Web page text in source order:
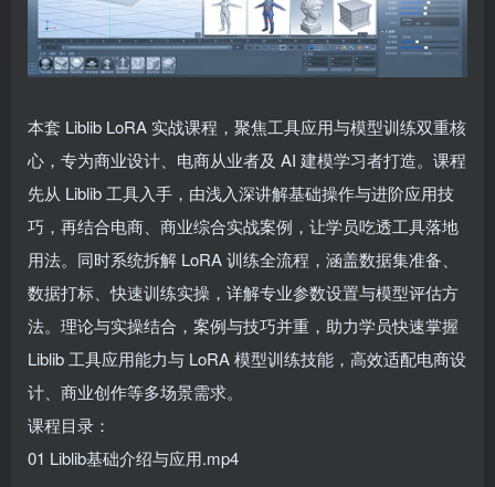
本套 Liblib LoRA 实战课程，聚焦工具应用与模型训练双重核
心，专为商业设计、电商从业者及 AI 建模学习者打造。课程
先从 Liblib 工具入手，由浅入深讲解基础操作与进阶应用技
巧，再结合电商、商业综合实战案例，让学员吃透工具落地
用法。同时系统拆解 LoRA 训练全流程，涵盖数据集准备、
数据打标、快速训练实操，详解专业参数设置与模型评估方
法。理论与实操结合，案例与技巧并重，助力学员快速掌握
Liblib 工具应用能力与 LoRA 模型训练技能，高效适配电商设
计、商业创作等多场景需求。
课程目录：
01 Liblib基础介绍与应用.mp4